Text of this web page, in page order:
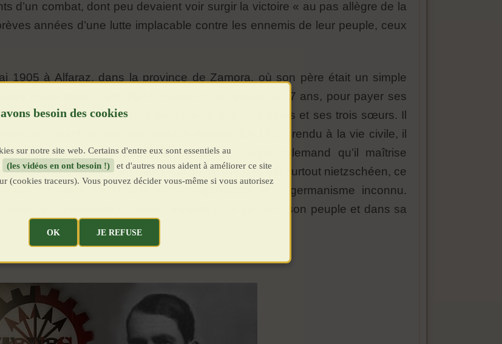
d’un combat, dont peu devaient voir surgir la victoire « au pas allègre de la
années d’une lutte implacable contre les ennemis de leur peuple, ceux
1905 à Alfaraz, dans la province de Zamora, où son père était un simple
devra entrer dans l’administration des postes à 17 ans, pour payer ses
font déjà de gros sacrifices pour élever ses trois frères et ses trois sœurs. Il
avant de faire son service militaire. En 1927, rendu à la vie civile, il
à Madrid. Il a appris le français et aussi l’allemand qu’il maîtrise
Sorel et Oswald Spengler. Il découvre vite qu’il est surtout nietzschéen, ce
l’influence de l’Église est omniprésente et le germanisme inconnu.
moins à la nécessité du sacré, incarné pour lui dans son peuple et dans sa
sur notre site web. Certains d'entre eux sont essentiels au
(les vidéos en ont besoin !)
et d'autres nous aident à améliorer ce site
(cookies traceurs). Vous pouvez décider vous-même si vous autorisez
OK JE REFUSE